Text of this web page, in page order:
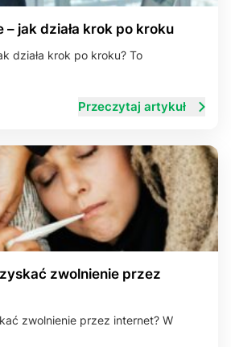
– jak działa krok po kroku
działa krok po kroku? To
Przeczytaj artykuł
zwolnienie przez
zwolnienie przez internet? W